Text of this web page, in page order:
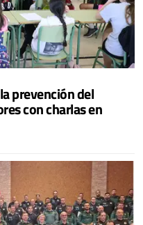
prevención del
con charlas en